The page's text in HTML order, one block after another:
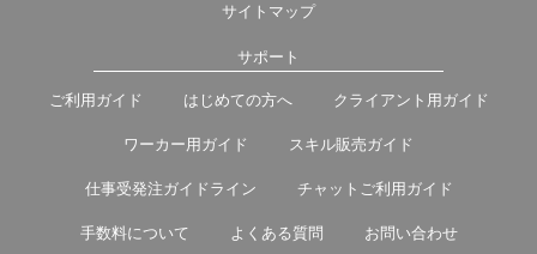
サイトマップ
サポート
ご利用ガイド はじめての方へ クライアント用ガイド
ワーカー用ガイド スキル販売ガイド
仕事受発注ガイドライン チャットご利用ガイド
手数料について よくある質問 お問い合わせ